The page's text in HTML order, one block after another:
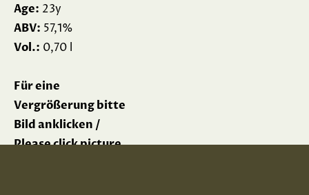
Age: 23y
ABV: 57,1%
Vol.: 0,70 l
Für eine
Vergrößerung bitte
Bild anklicken /
Please click picture